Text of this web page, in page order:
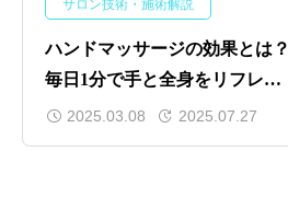
サロン技術・施術解説
ハンドマッサージの効果とは？
毎日1分で手と全身をリフレッ
シュ！
2025.03.08 2025.07.27